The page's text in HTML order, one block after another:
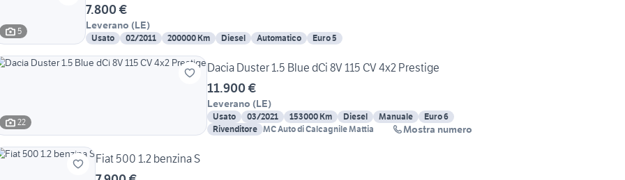
5
7.800 €
Leverano (LE)
Usato 02/2011 200000 Km Diesel Automatico Euro 5
22
Dacia Duster 1.5 Blue dCi 8V 115 CV 4x2 Prestige
11.900 €
Leverano (LE)
Usato 03/2021 153000 Km Diesel Manuale
Euro 6
Rivenditore MC Auto di Calcagnile Mattia Mostra numero
Fiat 500 1.2 benzina S